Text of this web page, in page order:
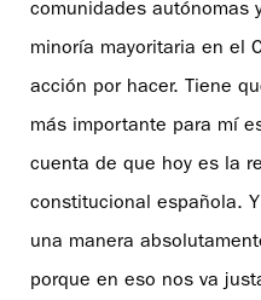
comunidades autónomas
minoría mayoritaria en el
acción por hacer. Tiene
más importante para mí
cuenta de que hoy es la
constitucional española.
una manera
porque en eso nos va